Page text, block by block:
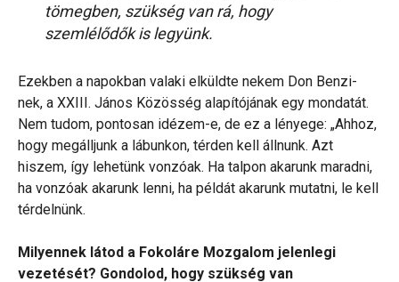
tömegben, szükség van rá, hogy
szemlélődők is legyünk.
Ezekben a napokban valaki elküldte nekem Don Benzi-
nek, a XXIII. János Közösség alapítójának egy mondatát.
Nem tudom, pontosan idézem-e, de ez a lényege: „Ahhoz,
hogy megálljunk a lábunkon, térden kell állnunk. Azt
hiszem, így lehetünk vonzóak. Ha talpon akarunk maradni,
ha vonzóak akarunk lenni, ha példát akarunk mutatni, le kell
térdelnünk.
Milyennek látod a Fokoláre Mozgalom jelenlegi
vezetését? Gondolod, hogy szükség van